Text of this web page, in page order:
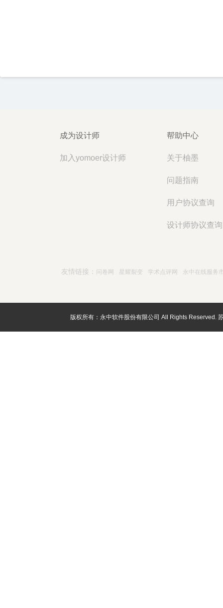
成为设计师
加入yomoer设计师
帮助中心
关于柚墨
问题指南
用户协议查询
设计师协议查询
友情链接： 问卷网 星耀裂变 学术点评网 永中在线服务
版权所有：永中软件股份有限公司 All Rights Reserved.